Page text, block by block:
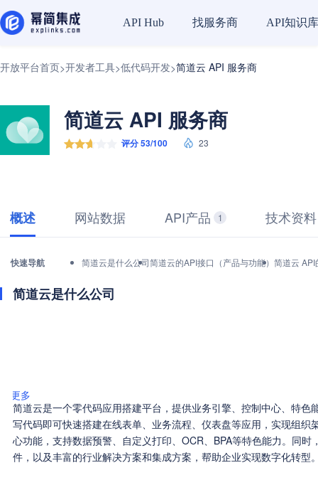
API Hub 找服务商 API知识库
开放平台首页>开发者工具>低代码开发>简道云 API 服务商
简道云 API 服务商
评分 53/100 23
概述 网站数据 API产品 1 技术资料
快速导航 简道云是什么公司简道云的API接口（产品与功能） 简道云
简道云是什么公司
更多
简道云是一个零代码应用搭建平台，提供业务引擎、控制中心、特色
写代码即可快速搭建在线表单、业务流程、仪表盘等应用，实现组织
心功能，支持数据预警、自定义打印、OCR、BPA等特色能力。同
件，以及丰富的行业解决方案和集成方案，帮助企业实现数字化转型